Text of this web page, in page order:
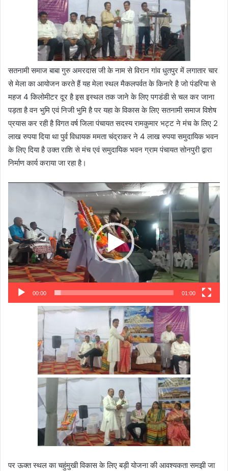
सतनामी समाज बाबा गुरु अमरदास जी के नाम से विरान गांव धुतपुर में लगातार चार
से मेला का आयोजन करते हैं यह मेला स्थल मैकलपर्वत के किनारे है जो पंडरिया से
महज 4 किलोमीटर दूर है इस इस्थल तक जाने के लिए पगडंडी से चल कर जाना
पड़ता है वन भुमि एवं निजी भुमि है पर यहा के विकास के लिए सतनामी समाज विशेष
प्रयास कर रही है विगत वर्ष जिला पंचायत सदस्य रामकुमार भट्ट ने मंच के लिए 2
लाख रुपया दिया था पुर्व विधायक ममता चंद्राकर ने 4 लाख रुपया समुदायिक भवन
के लिए दिया है उक्त राशि से मंच एवं समुदायिक भवन ग्राम पंचायत सोनपुरी द्वारा
निर्माण कार्य कराया जा रहा है।
00:00 01:00
पर ऊक्त स्थल का चहुंमुखी विकास के लिए बड़ी योजना की आवश्यकता समझी जा